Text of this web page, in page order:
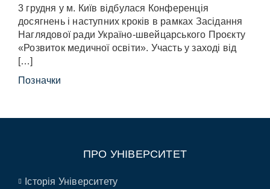
3 грудня у м. Київ відбулася Конференція
досягнень і наступних кроків в рамках Засідання
Наглядової ради Україно-швейцарського Проєкту
«Розвиток медичної освіти». Участь у заході від
[…]
Позначки
ПРО УНІВЕРСИТЕТ
Історія Університету